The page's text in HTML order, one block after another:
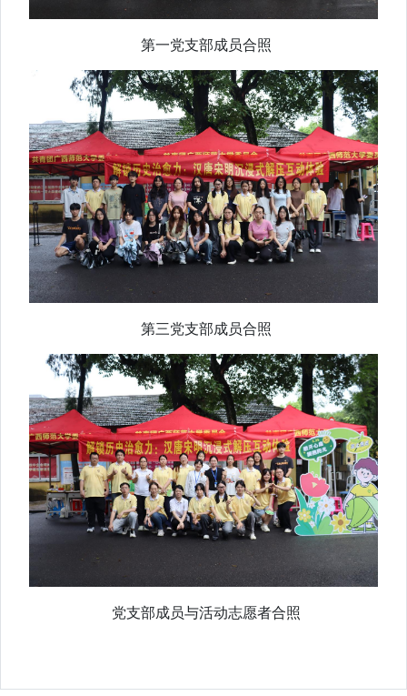
第一党支部成员合照
第三党支部成员合照
党支部成员与活动志愿者合照